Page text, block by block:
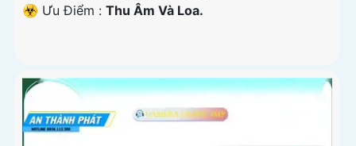
️☣️ Ưu Điểm : Thu Âm Và Loa.